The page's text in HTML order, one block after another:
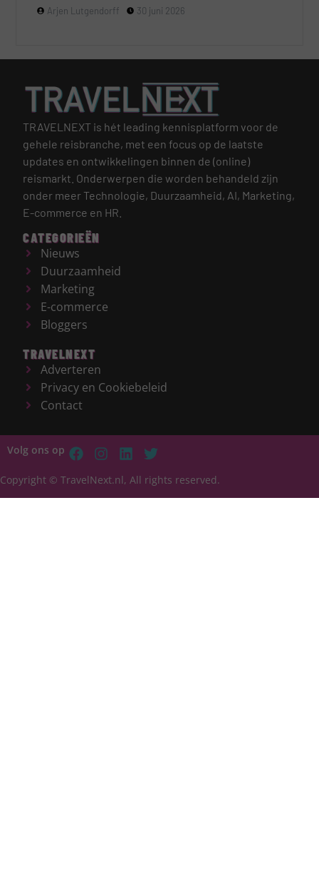
Arjen Lutgendorff 30 juni 2026
TRAVELNEXT is hét leading kennisplatform voor de
gehele reisbranche, met een focus op de laatste
updates en ontwikkelingen binnen de (online)
reismarkt. Onderwerpen die worden behandeld zijn
onder meer Technologie, Duurzaamheid, AI, Marketing,
E-commerce en HR.
CATEGORIEËN
Nieuws
Duurzaamheid
Marketing
E-commerce
Bloggers
TRAVELNEXT
Adverteren
Privacy en Cookiebeleid
Contact
Volg ons op
Copyright © TravelNext.nl, All rights reserved.